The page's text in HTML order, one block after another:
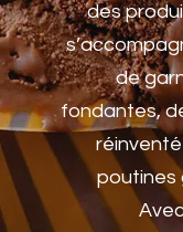
des
de
fondantes,
poutines